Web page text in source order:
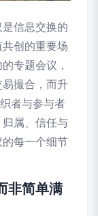
信息交换的
创的重要场
专题会议，
撮合，而升
者与参与者
属、信任与
每一个细节
非简单满